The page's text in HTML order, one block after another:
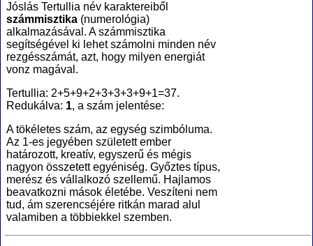
Jóslás Tertullia név karaktereiből
számmisztika (numerológia)
alkalmazásával. A számmisztika
segítségével ki lehet számolni minden név
rezgésszámát, azt, hogy milyen energiát
vonz magával.
Tertullia: 2+5+9+2+3+3+3+9+1=37.
Redukálva: 1, a szám jelentése:
A tökéletes szám, az egység szimbóluma.
Az 1-es jegyében született ember
határozott, kreatív, egyszerű és mégis
nagyon összetett egyéniség. Győztes típus,
merész és vállalkozó szellemű. Hajlamos
beavatkozni mások életébe. Veszíteni nem
tud, ám szerencséjére ritkán marad alul
valamiben a többiekkel szemben.